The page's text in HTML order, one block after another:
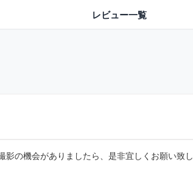
レビュー一覧
の機会がありましたら、是非宜しくお願い致